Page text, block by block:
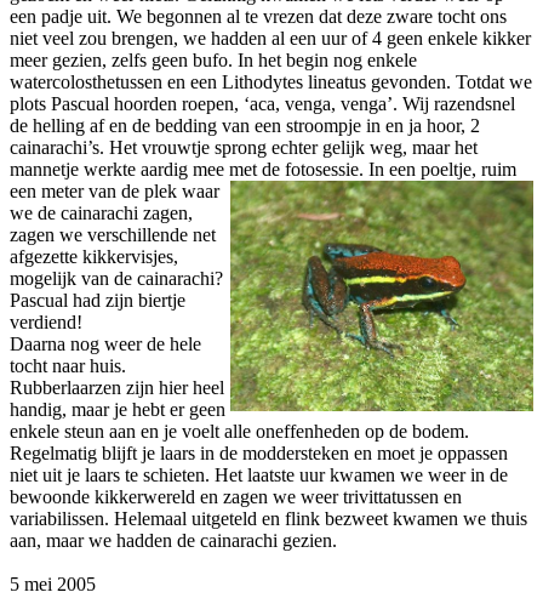
een padje uit. We begonnen al te vrezen dat deze zware tocht ons
niet veel zou brengen, we hadden al een uur of 4 geen enkele kikker
meer gezien, zelfs geen bufo. In het begin nog enkele
watercolosthetussen en een Lithodytes lineatus gevonden. Totdat we
plots Pascual hoorden roepen, ‘aca, venga, venga’. Wij razendsnel
de helling af en de bedding van een stroompje in en ja hoor, 2
cainarachi’s. Het vrouwtje sprong echter gelijk weg, maar het
mannetje werkte aardig mee met de fotosessie. In een poeltje, ruim
een meter van de plek waar
we de cainarachi zagen,
zagen we verschillende net
afgezette kikkervisjes,
mogelijk van de cainarachi?
Pascual had zijn biertje
verdiend!
Daarna nog weer de hele
tocht naar huis.
Rubberlaarzen zijn hier heel
handig, maar je hebt er geen
enkele steun aan en je voelt alle oneffenheden op de bodem.
Regelmatig blijft je laars in de moddersteken en moet je oppassen
niet uit je laars te schieten. Het laatste uur kwamen we weer in de
bewoonde kikkerwereld en zagen we weer trivittatussen en
variabilissen. Helemaal uitgeteld en flink bezweet kwamen we thuis
aan, maar we hadden de cainarachi gezien.
5 mei 2005